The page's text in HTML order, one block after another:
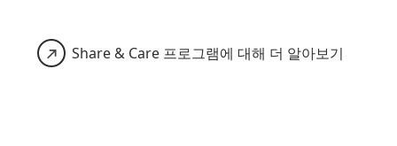
Share & Care 프로그램에 대해 더 알아보기